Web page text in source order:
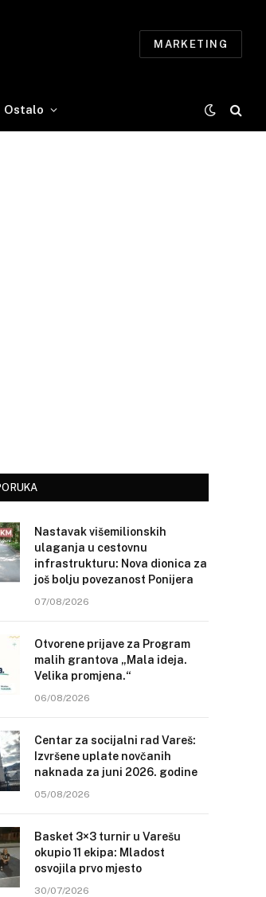
MARKETING
Ostalo
Nastavak višemilionskih
ulaganja u cestovnu
infrastrukturu: Nova dionica za
još bolju povezanost Ponijera
07/08/2026
Otvorene prijave za Program
malih grantova „Mala ideja.
Velika promjena.“
06/08/2026
Centar za socijalni rad Vareš:
Izvršene uplate novčanih
naknada za juni 2026. godine
05/08/2026
Basket 3×3 turnir u Varešu
okupio 11 ekipa: Mladost
osvojila prvo mjesto
30/07/2026